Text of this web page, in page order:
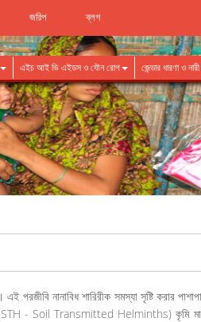
জরিপ ব্লগ
এইচ আই ভি এইডস ও যৌন রোগ জেন্ডার ধারণা ও
পরজীবি নানাবিধ শারিরীক সমস্যা সৃষ্টি করার
(STH - Soil Transmitted Helminths) কৃমি